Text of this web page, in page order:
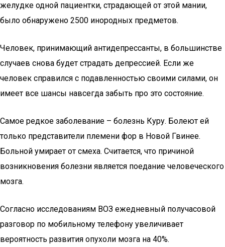
желудке одной пациентки, страдающей от этой мании,
было обнаружено 2500 инородных предметов.
Человек, принимающий антидепрессанты, в большинстве
случаев снова будет страдать депрессией. Если же
человек справился с подавленностью своими силами, он
имеет все шансы навсегда забыть про это состояние.
Самое редкое заболевание – болезнь Куру. Болеют ей
только представители племени фор в Новой Гвинее.
Больной умирает от смеха. Считается, что причиной
возникновения болезни является поедание человеческого
мозга.
Согласно исследованиям ВОЗ ежедневный получасовой
разговор по мобильному телефону увеличивает
вероятность развития опухоли мозга на 40%.